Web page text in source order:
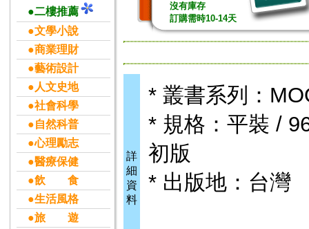
●二樓推薦
●文學小說
●商業理財
●藝術設計
●人文史地
●社會科學
●自然科普
●心理勵志
●醫療保健
●飲 食
●生活風格
●旅 遊
沒有庫存
訂購需時10-14天
詳
細
資
料
* 叢書系列：
* 規格：平裝 /
初版
* 出版地：台灣